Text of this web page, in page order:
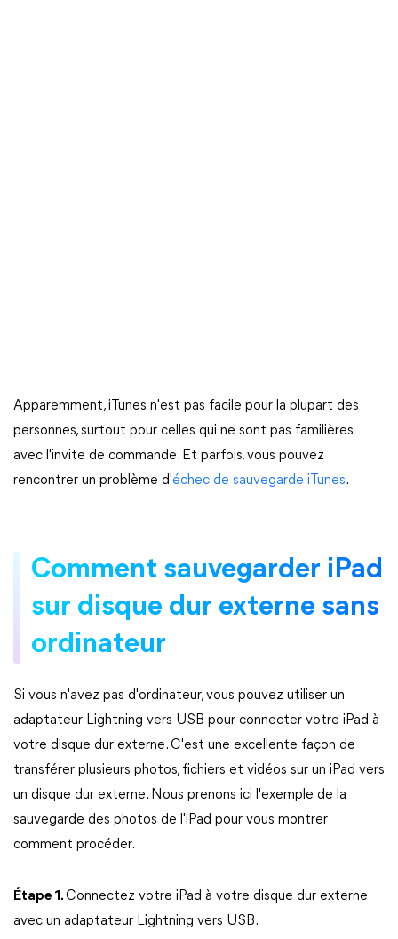
Apparemment, iTunes n'est pas facile pour la plupart des
personnes, surtout pour celles qui ne sont pas familières
avec l'invite de commande. Et parfois, vous pouvez
rencontrer un problème d'échec de sauvegarde iTunes.
Comment sauvegarder iPad
sur disque dur externe sans
ordinateur
Si vous n'avez pas d'ordinateur, vous pouvez utiliser un
adaptateur Lightning vers USB pour connecter votre iPad à
votre disque dur externe. C'est une excellente façon de
transférer plusieurs photos, fichiers et vidéos sur un iPad vers
un disque dur externe. Nous prenons ici l'exemple de la
sauvegarde des photos de l'iPad pour vous montrer
comment procéder.
Étape 1.Connectez votre iPad à votre disque dur externe
avec un adaptateur Lightning vers USB.